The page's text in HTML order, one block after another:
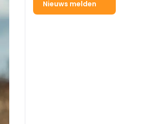
Nieuws melden